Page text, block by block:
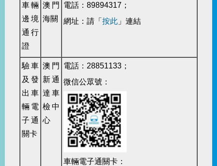
車輛
邊境
通行
證
澳門
海關
電話：89894317；
網址： 請「 按此 」連結
驗車
及發
出車
輛電
子通
關卡
澳門
新通
達車
檢中
心
電話：28851133；
微信公眾號：
車輛電子通關卡：